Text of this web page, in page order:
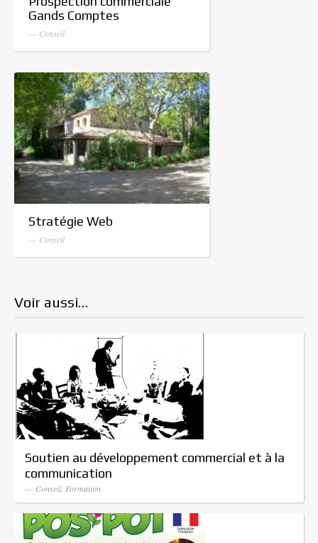
Gands Comptes
— Conseil
Stratégie Web
— Conseil
Voir aussi…
Soutien au développement commercial et à la
communication
— Conseil, Formation